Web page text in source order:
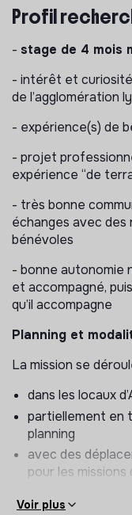
et toute initiative
nouveaux projets.
Nous travaillons
d’associations
Les différents
centrés sur :
les personnes
les personnes
les jeunes et en
en rupture
les personnes
Nous
des entreprises et
associatifs.
Missions pour
d’accompagnement
gestion de
L’accompagnement
organiser et
difficulté
Profil
- stage de 4 mois
- intérêt et
de l’agglomération
- expérience(s) de
- projet
expérience “de
- très bonne
échanges avec des
bénévoles
- bonne autonomie
et accompagné,
qu’il accompagne
Planning et
La mission se
dans les locaux
partiellement en
planning
avec des
pour les
Fermeture début
Voir plus